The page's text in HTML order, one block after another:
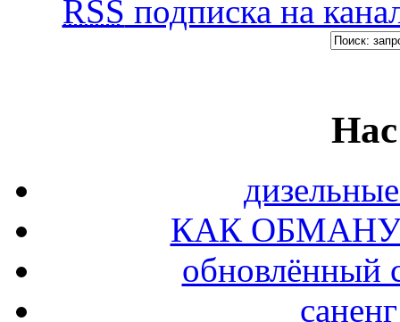
RSS подписка на
КАК
обновлённый